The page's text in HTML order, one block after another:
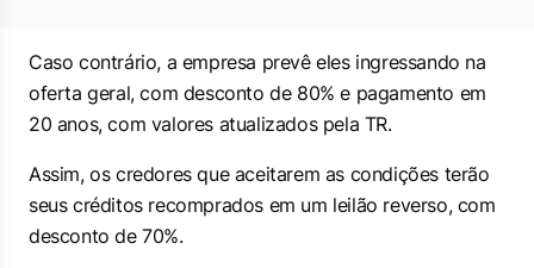
Caso contrário, a empresa prevê eles ingressando na
oferta geral, com desconto de 80% e pagamento em
20 anos, com valores atualizados pela TR.
Assim, os credores que aceitarem as condições terão
seus créditos recomprados em um leilão reverso, com
desconto de 70%.